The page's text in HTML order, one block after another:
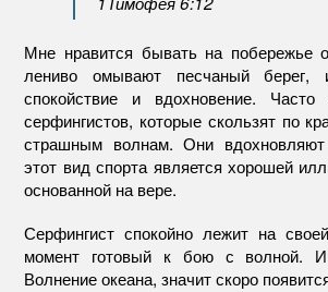
Мне нравится бывать на побережье
лениво омывают песчаный
спокойствие и вдохновение.
серфингистов, которые скользят по
страшным волнам. Они вдохновляют
этот вид спорта является хорошей
основанной на вере.
Серфингист спокойно лежит на
момент готовый к бою с волной.
Волнение океана, значит скоро